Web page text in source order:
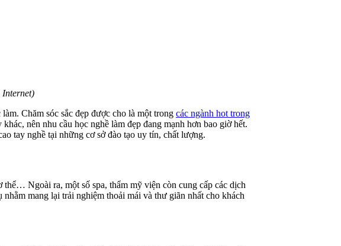
Chăm sóc sắc đẹp được cho là một trong các ngành hot trong
nên nhu cầu học nghề làm đẹp đang mạnh hơn bao giờ hết.
tay nghề tại những cơ sở đào tạo uy tín, chất lượng.
thể… Ngoài ra, một số spa, thẩm mỹ viện còn cung cấp các dịch
mang lại trải nghiệm thoải mái và thư giãn nhất cho khách